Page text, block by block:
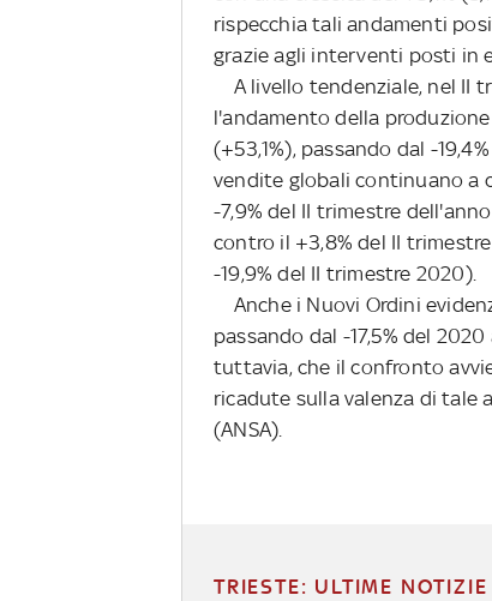
rispecchia tali andamenti
grazie agli interventi posti in
A livello tendenziale, nel II
l'andamento della
(+53,1%), passando dal -
vendite globali continuano a
-7,9% del II trimestre
contro il +3,8% del II
-19,9% del II trimestre 2020).
Anche i Nuovi Ordini
passando dal -17,5% del
tuttavia, che il confronto
ricadute sulla valenza di tale
(ANSA).
TRIESTE: ULTIME NOTIZIE